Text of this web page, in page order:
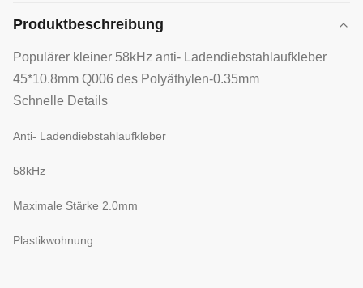
Produktbeschreibung
Populärer kleiner 58kHz anti- Ladendiebstahlaufkleber
45*10.8mm Q006 des Polyäthylen-0.35mm
Schnelle Details
Anti- Ladendiebstahlaufkleber
58kHz
Maximale Stärke 2.0mm
Plastikwohnung